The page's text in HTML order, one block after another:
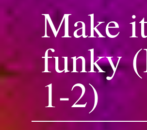
Make
funky
1-2)